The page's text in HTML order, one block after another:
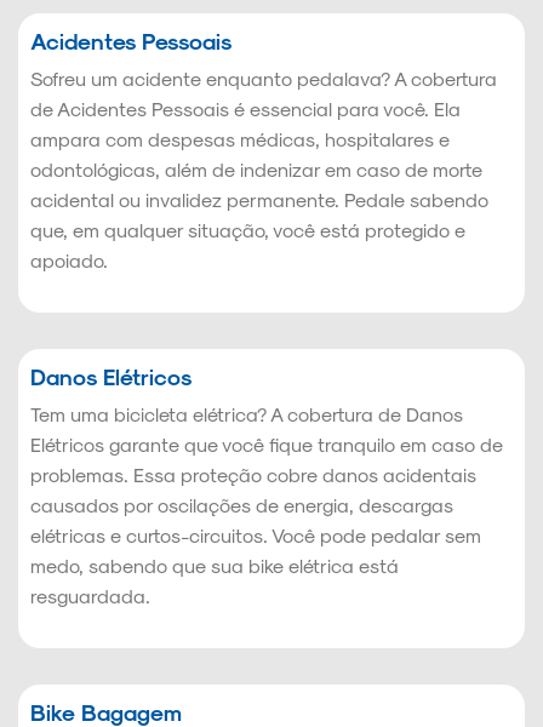
Acidentes Pessoais
Sofreu um acidente enquanto pedalava? A cobertura
de Acidentes Pessoais é essencial para você. Ela
ampara com despesas médicas, hospitalares e
odontológicas, além de indenizar em caso de morte
acidental ou invalidez permanente. Pedale sabendo
que, em qualquer situação, você está protegido e
apoiado.
Danos Elétricos
Tem uma bicicleta elétrica? A cobertura de Danos
Elétricos garante que você fique tranquilo em caso de
problemas. Essa proteção cobre danos acidentais
causados por oscilações de energia, descargas
elétricas e curtos-circuitos. Você pode pedalar sem
medo, sabendo que sua bike elétrica está
resguardada.
Bike Bagagem